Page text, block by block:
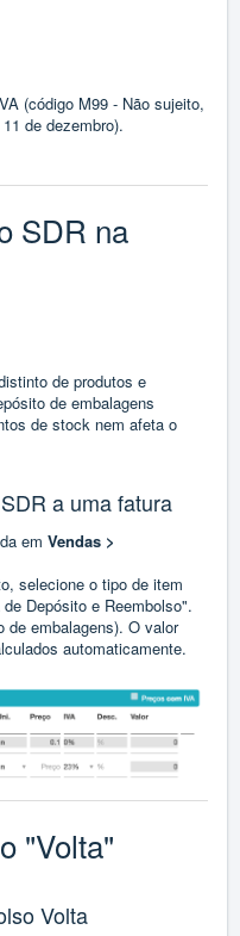
(código M99 - Não sujeito,
de dezembro).
SDR na
de produtos e
de embalagens
de stock nem afeta o
a uma fatura
em Vendas >
selecione o tipo de item
Depósito e Reembolso".
de embalagens). O valor
automaticamente.
"Volta"
Volta